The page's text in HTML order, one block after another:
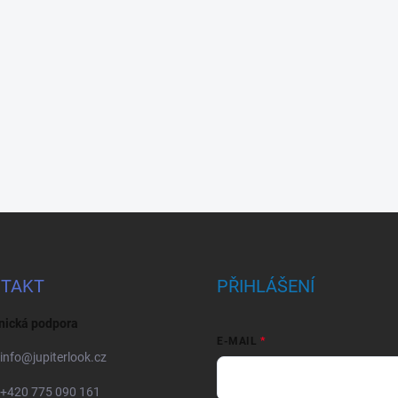
podpora
info@jupiterlook.cz
+420 775 090 161
PŘIHLÁŠENÍ
E-MAIL